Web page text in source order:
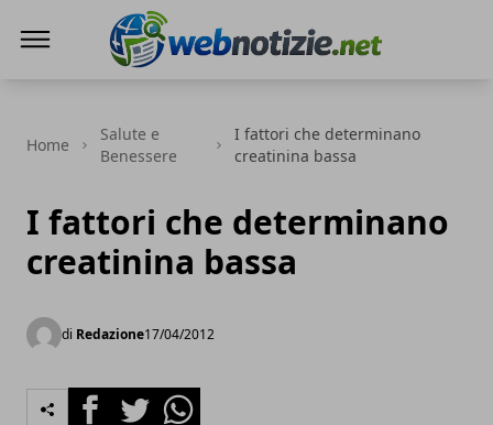
Home
Salute e
Benessere
I fattori che determinano
creatinina bassa
I fattori che determinano
creatinina bassa
di Redazione17/04/2012
FacebookTwitterWhatsapp